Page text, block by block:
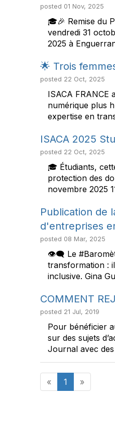
posted 01 Nov, 2025
🎓🎉 Remise du
vendredi 31
2025 à
🌟 Trois
posted 22 Oct, 2025
ISACA FRANCE
numérique plus
expertise en
ISACA 2025
posted 22 Oct, 2025
🎓 Étudiants,
protection des
novembre 2025
Publication de
d'entreprises
posted 08 Mar, 2025
👁️‍🗨️ Le
transformation :
inclusive. Gina
COMMENT
posted 21 Jul, 2019
Pour bénéficier
sur des sujets
Journal avec
« 1 »